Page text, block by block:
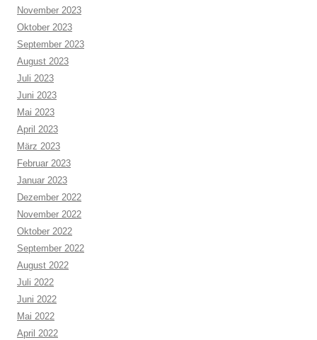
November 2023
Oktober 2023
September 2023
August 2023
Juli 2023
Juni 2023
Mai 2023
April 2023
März 2023
Februar 2023
Januar 2023
Dezember 2022
November 2022
Oktober 2022
September 2022
August 2022
Juli 2022
Juni 2022
Mai 2022
April 2022